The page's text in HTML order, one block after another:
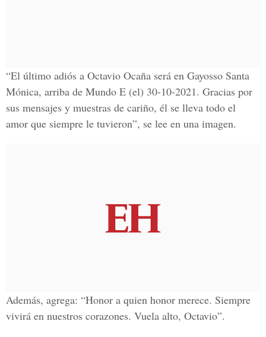
“El último adiós a Octavio Ocaña será en Gayosso Santa
Mónica, arriba de Mundo E (el) 30-10-2021. Gracias por
sus mensajes y muestras de cariño, él se lleva todo el
amor que siempre le tuvieron”, se lee en una imagen.
Además, agrega: “Honor a quien honor merece. Siempre
vivirá en nuestros corazones. Vuela alto, Octavio”.